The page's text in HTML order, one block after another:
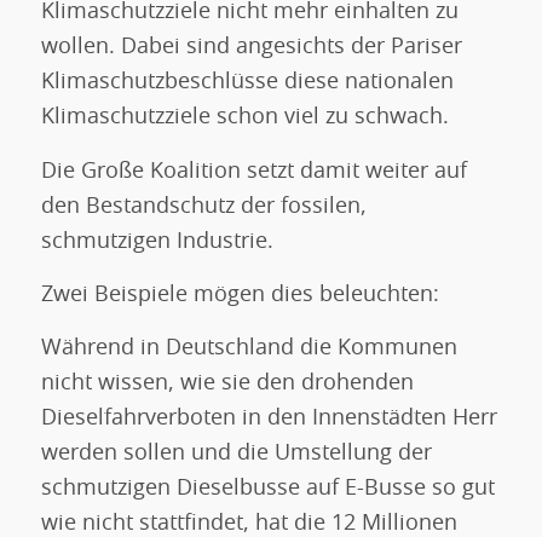
Klimaschutzziele nicht mehr einhalten zu
wollen. Dabei sind angesichts der Pariser
Klimaschutzbeschlüsse diese nationalen
Klimaschutzziele schon viel zu schwach.
Die Große Koalition setzt damit weiter auf
den Bestandschutz der fossilen,
schmutzigen Industrie.
Zwei Beispiele mögen dies beleuchten:
Während in Deutschland die Kommunen
nicht wissen, wie sie den drohenden
Dieselfahrverboten in den Innenstädten Herr
werden sollen und die Umstellung der
schmutzigen Dieselbusse auf E-Busse so gut
wie nicht stattfindet, hat die 12 Millionen